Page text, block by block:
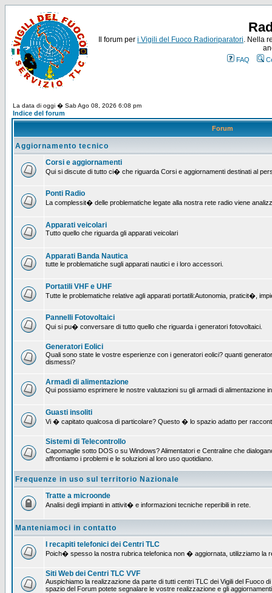
Il forum per i Vigili del Fuoco Radioriparatori. Nella
FAQ
La data di oggi � Sab Ago 08, 2026 6:08 pm
Indice del forum
Forum
Aggiornamento tecnico
Corsi e aggiornamenti
Qui si discute di tutto ci� che riguarda Corsi e aggiornamenti destinati al
Ponti Radio
La complessit� delle problematiche legate alla nostra rete radio viene
Apparati veicolari
Tutto quello che riguarda gli apparati veicolari
Apparati Banda Nautica
tutte le problematiche sugli apparati nautici e i loro accessori.
Portatili VHF e UHF
Tutte le problematiche relative agli apparati portatili:Autonomia, praticit�,
Pannelli Fotovoltaici
Qui si pu� conversare di tutto quello che riguarda i generatori fotovoltaici.
Generatori Eolici
Quali sono state le vostre esperienze con i generatori eolici? quanti
dismessi?
Armadi di alimentazione
Qui possiamo esprimere le nostre valutazioni su gli armadi di alimentazione
Guasti insoliti
Vi � capitato qualcosa di particolare? Questo � lo spazio adatto per
Sistemi di Telecontrollo
Capomaglie sotto DOS o su Windows? Alimentatori e Centraline che
affrontiamo i problemi e le soluzioni al loro uso quotidiano.
Frequenze in uso sul territorio Nazionale
Tratte a microonde
Analisi degli impianti in attivit� e informazioni tecniche reperibili in rete.
Manteniamoci in contatto
I recapiti telefonici dei Centri TLC
Poich� spesso la nostra rubrica telefonica non � aggiornata, utilizziamo la
Siti Web dei Centri TLC VVF
Auspichiamo la realizzazione da parte di tutti centri TLC dei Vigili del Fuoco
spazio del Forum potete segnalare le vostre realizzazione e gli